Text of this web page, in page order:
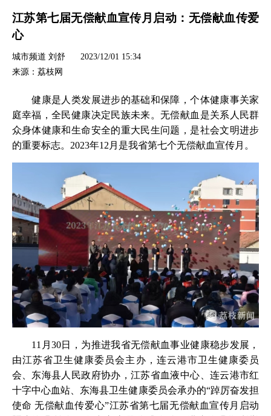
江苏第七届无偿献血宣传月启动：无偿献血传爱
心
城市频道 刘舒
2023/12/01 15:34
来源：荔枝网
健康是人类发展进步的基础和保障，个体健康事关家
庭幸福，全民健康决定民族未来。无偿献血是关系人民群
众身体健康和生命安全的重大民生问题，是社会文明进步
的重要标志。2023年12月是我省第七个无偿献血宣传月。
11月30日，为推进我省无偿献血事业健康稳步发展，
由江苏省卫生健康委员会主办，连云港市卫生健康委员
会、东海县人民政府协办，江苏省血液中心、连云港市红
十字中心血站、东海县卫生健康委员会承办的“踔厉奋发担
使命 无偿献血传爱心”江苏省第七届无偿献血宣传月启动